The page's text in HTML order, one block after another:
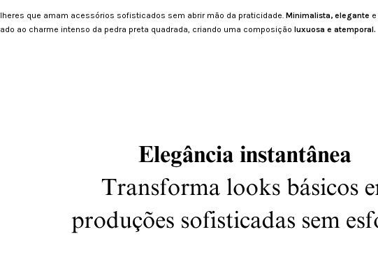
que amam acessórios sofisticados sem abrir mão da praticidade. Minimalista, elegante
ao charme intenso da pedra preta quadrada, criando uma composição luxuosa e atemporal.